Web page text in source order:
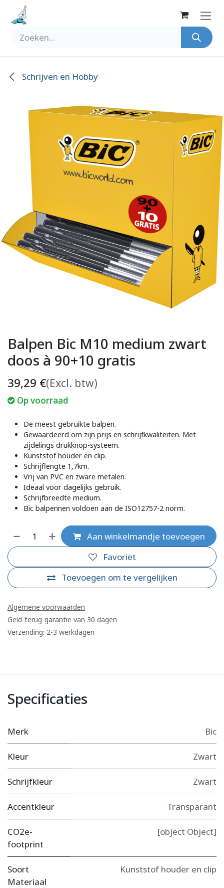
Overslaan naar inhoud
Schrijven en Hobby
Balpen Bic M10 medium zwart
doos à 90+10 gratis
39,29 €(Excl. btw)
Op voorraad
De meest gebruikte balpen.
Gewaardeerd om zijn prijs en schrijfkwaliteiten. Met
zijdelings drukknop-systeem.
Kunststof houder en clip.
Schrijflengte 1,7km.
Vrij van PVC en zware metalen.
Ideaal voor dagelijks gebruik.
Schrijfbreedte medium.
Bic balpennen voldoen aan de ISO12757-2 norm.
Aan winkelmandje toevoegen
Toevoegen om te vergelijken
Favoriet
Algemene voorwaarden
Geld-terug-garantie van 30 dagen
Verzending: 2-3 werkdagen
Specificaties
Merk Bic
Kleur Zwart
Schrijfkleur Zwart
Accentkleur Transparant
CO2e-
footprint
[object Object]
Soort
Materiaal
Kunststof houder en clip